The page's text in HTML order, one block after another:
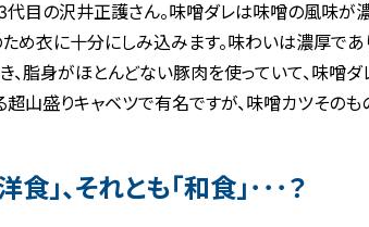
3代目の沢井正護さん。味噌ダレは味噌の風味が
ため衣に十分にしみ込みます。味わいは濃厚で
脂身がほとんどない豚肉を使っていて、味噌ダ
山盛りキャベツで有名ですが、味噌カツそのも
」、それとも「和食」･･･？